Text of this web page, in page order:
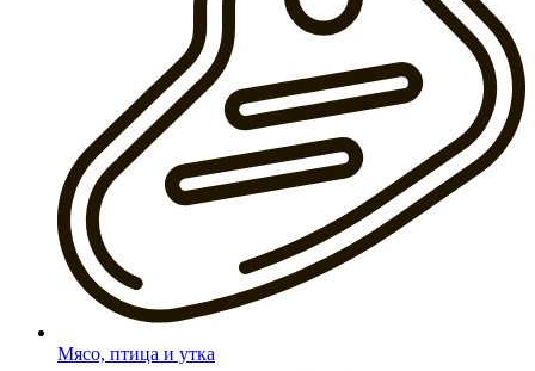
Мясо, птица и утка